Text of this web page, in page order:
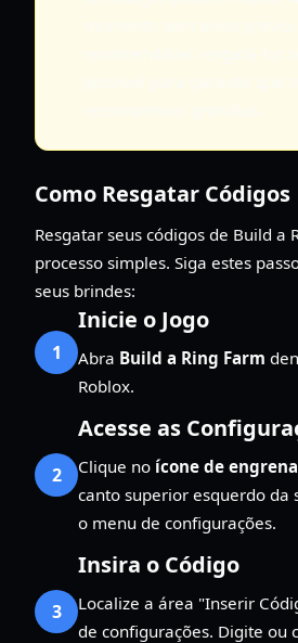
Como Resgatar Códigos
Resgatar seus códigos de Build a
processo simples. Siga estes
seus brindes:
1
Inicie o Jogo
Abra Build a Ring Farm
Roblox.
2
Acesse as
Clique no ícone de
canto superior esquerdo da
o menu de configurações.
3
Insira o Código
Localize a área "Inserir
de configurações. Digite ou